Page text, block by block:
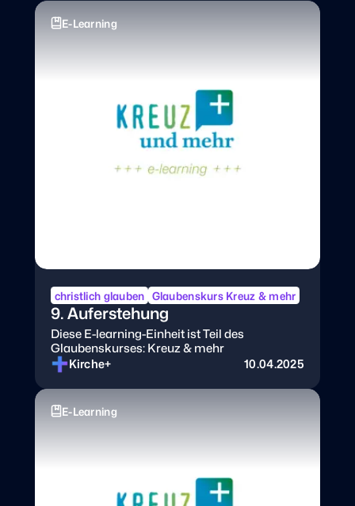
E-Learning
christlich glauben Glaubenskurs Kreuz & mehr
9. Auferstehung
Diese E-learning-Einheit ist Teil des
Glaubenskurses: Kreuz & mehr
Kirche+
10.04.2025
E-Learning